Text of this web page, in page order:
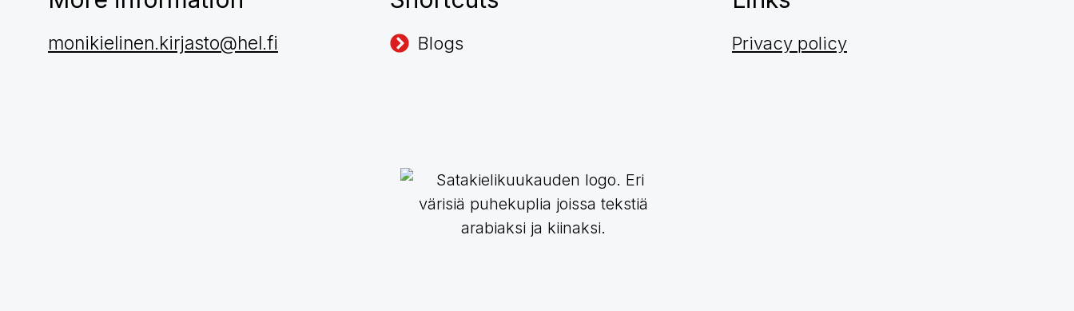
monikielinen.kirjasto@hel.fi Blogs Privacy policy